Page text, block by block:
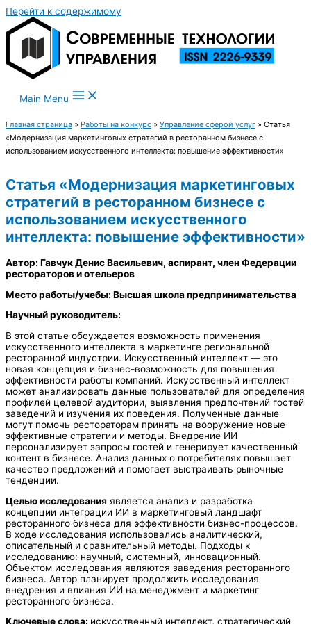
Перейти к содержимому
Main Menu
Главная страница » Работы на конкурс » Управление сферой услуг » Статья
«Модернизация маркетинговых стратегий в ресторанном бизнесе с
использованием искусственного интеллекта: повышение эффективности»
Статья «Модернизация маркетинговых
стратегий в ресторанном бизнесе с
использованием искусственного
интеллекта: повышение эффективности»
Автор: Гавчук Денис Васильевич, аспирант, член Федерации
рестораторов и отельеров
Место работы/учебы: Высшая школа предпринимательства
Научный руководитель:
В этой статье обсуждается возможность применения
искусственного интеллекта в маркетинге региональной
ресторанной индустрии. Искусственный интеллект — это
новая концепция и бизнес-возможность для повышения
эффективности работы компаний. Искусственный интеллект
может анализировать данные пользователей для определения
профилей целевой аудитории, выявления предпочтений гостей
заведений и изучения их поведения. Полученные данные
могут помочь рестораторам принять на вооружение новые
эффективные стратегии и методы. Внедрение ИИ
персонализирует запросы гостей и генерирует качественный
контент в бизнесе. Анализ данных о потребителях повышает
качество предложений и помогает выстраивать рыночные
тенденции.
Целью исследования является анализ и разработка
концепции интеграции ИИ в маркетинговый ландшафт
ресторанного бизнеса для эффективности бизнес-процессов.
В ходе исследования использовались аналитический,
описательный и сравнительный методы. Подходы к
исследованию: научный, системный, инновационный.
Объектом исследования являются заведения ресторанного
бизнеса. Автор планирует продолжить исследования
внедрения и влияния ИИ на менеджмент и маркетинг
ресторанного бизнеса.
Ключевые слова: искусственный интеллект, стратегический